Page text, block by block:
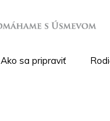
Ako sa pripraviť